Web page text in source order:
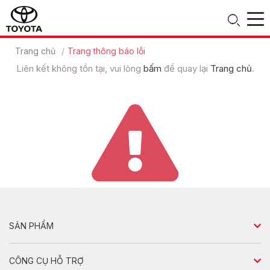
Trang chủ Trang thông báo lỗi
Liên kết không tồn tại, vui lòng bấm để quay lại Trang chủ.
SẢN PHẨM
Sedan
CÔNG CỤ HỖ TRỢ